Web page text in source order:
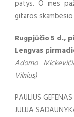
patys. O mes
gitaros
Rugpjūčio 5 d.,
Lengvas
Adomo
Vilnius)
PAULIUS
JULIJA